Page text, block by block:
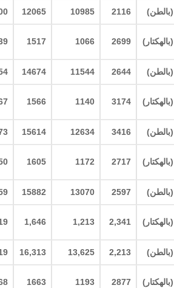
(بالطن)
2116
10985
12065
(بالهكتار)
2699
1066
1517
(بالطن)
2644
11544
14674
(بالهكتار)
3174
1140
1566
(بالطن)
3416
12634
15614
(بالهكتار)
2717
1172
1605
(بالطن)
2597
13070
15882
(بالهكتار)
2,341
1,213
1,646
(بالطن)
2,213
13,625
16,313
(بالهكتار)
2877
1193
1663